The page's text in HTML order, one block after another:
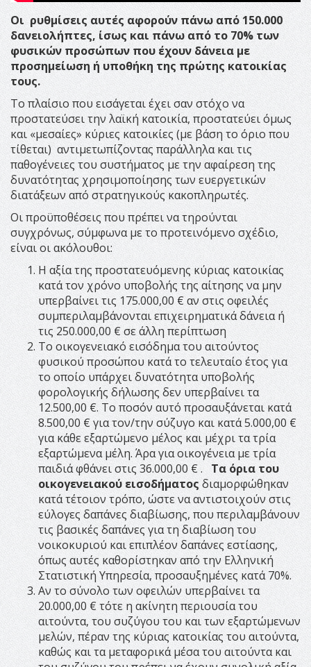
Οι ρυθμίσεις αυτές αφορούν πάνω από 150.000
δανειολήπτες, ίσως και πάνω από το 70% των
φυσικών προσώπων που έχουν δάνεια με
προσημείωση ή υποθήκη της πρώτης κατοικίας
τους.
Το πλαίσιο που εισάγεται έχει σαν στόχο να
προστατεύσει την λαϊκή κατοικία, προστατεύει όμως
και «μεσαίες» κύριες κατοικίες (με βάση το όριο που
τίθεται) αντιμετωπίζοντας παράλληλα και τις
παθογένειες του συστήματος με την αφαίρεση της
δυνατότητας χρησιμοποίησης των ευεργετικών
διατάξεων από στρατηγικούς κακοπληρωτές.
Οι προϋποθέσεις που πρέπει να τηρούνται
συγχρόνως, σύμφωνα με το προτεινόμενο σχέδιο,
είναι οι ακόλουθοι:
Η αξία της προστατευόμενης κύριας κατοικίας
κατά τον χρόνο υποβολής της αίτησης να μην
υπερβαίνει τις 175.000,00 € αν στις οφειλές
συμπεριλαμβάνονται επιχειρηματικά δάνεια ή
τις 250.000,00 € σε άλλη περίπτωση
Το οικογενειακό εισόδημα του αιτούντος
φυσικού προσώπου κατά το τελευταίο έτος για
το οποίο υπάρχει δυνατότητα υποβολής
φορολογικής δήλωσης δεν υπερβαίνει τα
12.500,00 €. Το ποσόν αυτό προσαυξάνεται κατά
8.500,00 € για τον/την σύζυγο και κατά 5.000,00 €
για κάθε εξαρτώμενο μέλος και μέχρι τα τρία
εξαρτώμενα μέλη. Άρα για οικογένεια με τρία
παιδιά φθάνει στις 36.000,00 € .Τα όρια του
οικογενειακού εισοδήματοςδιαμορφώθηκαν
κατά τέτοιον τρόπο, ώστε να αντιστοιχούν στις
εύλογες δαπάνες διαβίωσης, που περιλαμβάνουν
τις βασικές δαπάνες για τη διαβίωση του
νοικοκυριού και επιπλέον δαπάνες εστίασης,
όπως αυτές καθορίστηκαν από την Ελληνική
Στατιστική Υπηρεσία, προσαυξημένες κατά 70%.
Αν το σύνολο των οφειλών υπερβαίνει τα
20.000,00 € τότε η ακίνητη περιουσία του
αιτούντα, του συζύγου του και των εξαρτώμενων
μελών, πέραν της κύριας κατοικίας του αιτούντα,
καθώς και τα μεταφορικά μέσα του αιτούντα και